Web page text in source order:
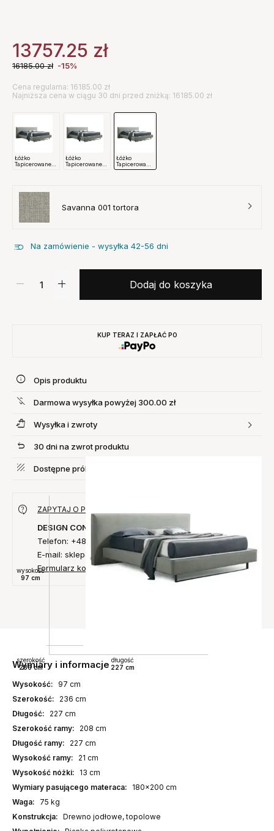
13757.25 zł
16185.00zł -15%
Cena regularna: 16185.00 zł
Najniższa cena w ciągu 30 dni przed zniżką: 16185.00 zł
Łóżko
Tapicerowane
Łóżko
Tapicerowane
Łóżko
Tapicerowane
Bora 180X200
Savanna 001 tortora
Na zamówienie - wysyłka 42-56 dni
Dodaj do koszyka
KUP TERAZ I ZAPŁAĆ PO
Opis produktu
Darmowa wysyłka powyżej 300.00 zł
Wysyłka i zwroty
30 dni na zwrot produktu
Dostępne próbki materiałów
ZAPYTAJ O PRODUKT
DESIGN CONCEPT
Telefon: +48 735 027 014
E-mail: sklep@designconcept.pl
Formularz kontaktowy
Wymiary i informacje
wysokość
97 cm
długość
227 cm
szerokość
236 cm
Wysokość:
97 cm
Szerokość:
236 cm
Długość:
227 cm
Szerokość ramy:
208 cm
Długość ramy:
227 cm
Wysokość ramy:
21 cm
Wysokość nóżki:
13 cm
Wymiary pasującego materaca:
180x200 cm
Waga:
75 kg
Konstrukcja: Drewno jodłowe, topolowe